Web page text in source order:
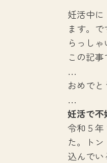
妊活中
ます。
らっしゃ
この記
…
おめで
…
妊活で
令和５
た。ト
込んで